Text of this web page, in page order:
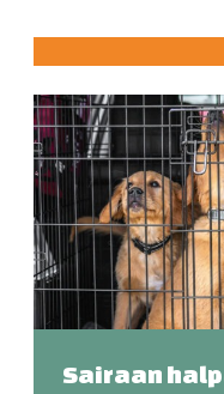
Sairaan